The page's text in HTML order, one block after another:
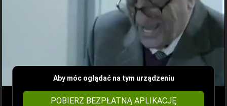
Aby móc oglądać na tym urządzeniu
POBIERZ BEZPŁATNĄ APLIKACJĘ